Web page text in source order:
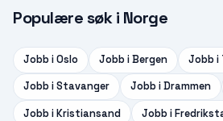
Populære søk i Norge
Jobb iOslo Jobb iBergen Jobb i
Jobb iStavanger Jobb iDrammen
Jobb iKristiansand Jobb i